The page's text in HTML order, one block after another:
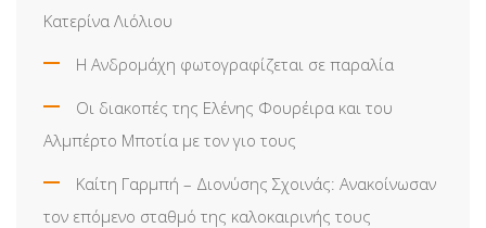
Κατερίνα Λιόλιου
Η Ανδρομάχη φωτογραφίζεται σε παραλία
Οι διακοπές της Ελένης Φουρέιρα και του
Αλμπέρτο Μποτία με τον γιο τους
Καίτη Γαρμπή – Διονύσης Σχοινάς: Ανακοίνωσαν
τον επόμενο σταθμό της καλοκαιρινής τους